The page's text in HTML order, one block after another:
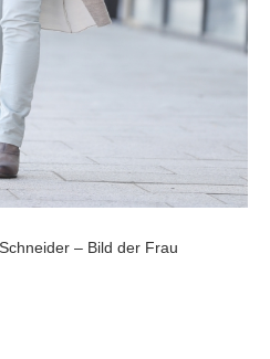
– Bild der Frau